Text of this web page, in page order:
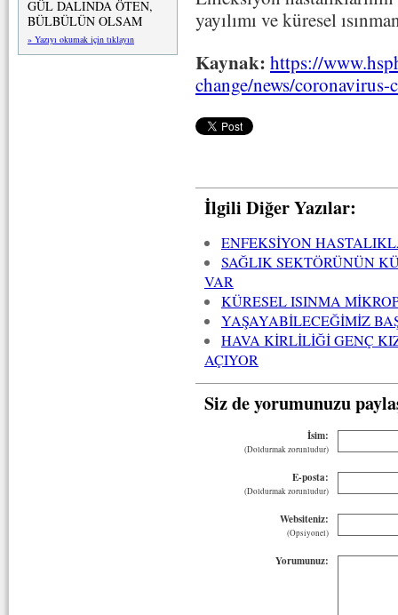
GÜL DALINDA ÖTEN,
BÜLBÜLÜN OLSAM
» Yazıyı okumak için tıklayın
yayılımı ve küresel
Kaynak: https://
change/news/
İlgili Diğer Yazılar:
ENFEKSİYON
SAĞLIK SEKTÖRÜNÜN
VAR
KÜRESEL ISINMA
YAŞAYABİLECEĞİMİZ
HAVA KİRLİLİĞİ GENÇ
AÇIYOR
Siz de yorumunuzu
İsim:
(Doldurmak zorunludur)
E-posta:
(Doldurmak zorunludur)
Websiteniz:
(Opsiyonel)
Yorumunuz: